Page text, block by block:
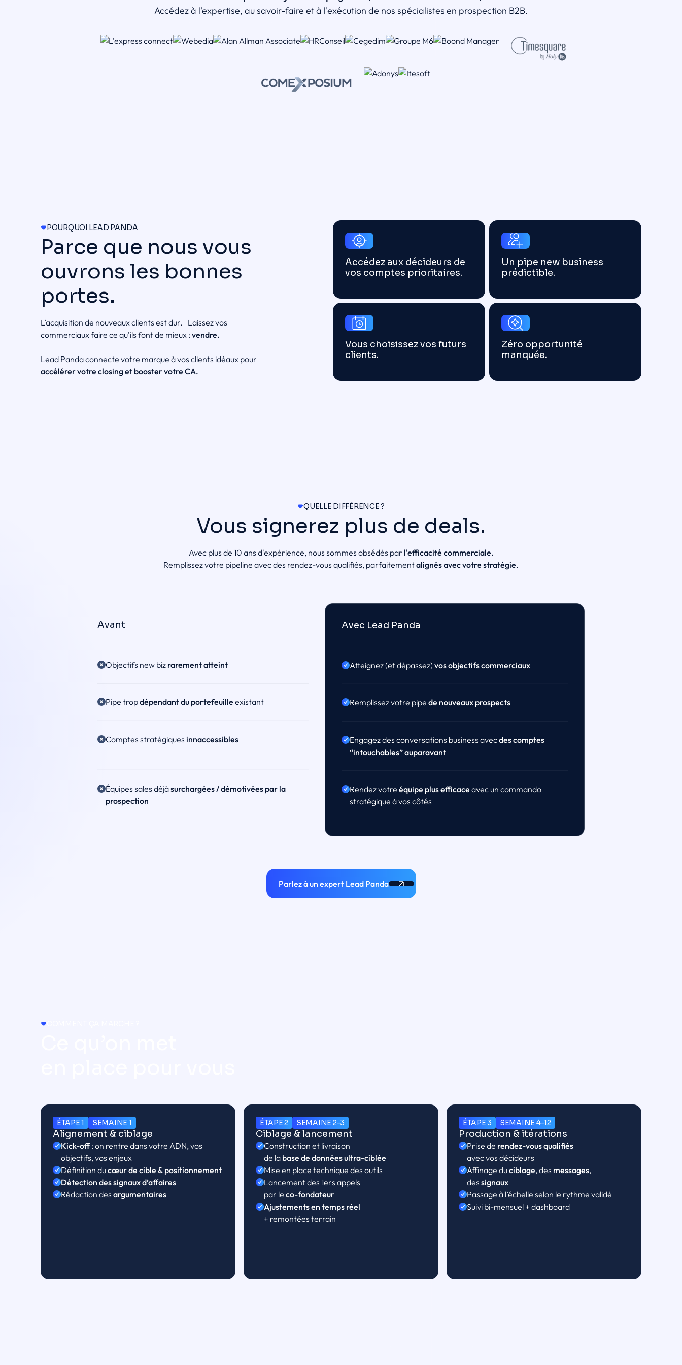
Accédez à l'expertise, au savoir-faire et à l'exécution de nos spécialistes en prospection B2B.
POURQUOI LEAD PANDA
Parce que nous vous
ouvrons les bonnes
portes.
L’acquisition de nouveaux clients est dur. Laissez vos
commerciaux faire ce qu’ils font de mieux : vendre.
Lead Panda connecte votre marque à vos clients idéaux pour
accélérer votre closing et booster votre CA.
Accédez aux décideurs de
vos comptes prioritaires.
Un pipe new business
prédictible.
Vous choisissez vos futurs
clients.
Zéro opportunité
manquée.
QUELLE DIFFÉRENCE ?
Vous signerez plus de deals.
Avec plus de 10 ans d'expérience, nous sommes obsédés par l'efficacité commerciale.
Remplissez votre pipeline avec des rendez-vous qualifiés, parfaitementalignés avec votre stratégie.
Avant
Objectifs new biz rarement atteint
Pipe tropdépendant du portefeuille existant
Comptes stratégiques innaccessibles
Équipes sales déjàsurchargées / démotivées par la
prospection
Avec Lead Panda
Atteignez (et dépassez) vos objectifs commerciaux
Remplissez votre pipe de nouveaux prospects
Engagez des conversations business avecdes comptes
“intouchables” auparavant
Rendez votre équipe plus efficace avec un commando
stratégique à vos côtés
Parlez à un expert Lead Panda
ÉTAPE 1 SEMAINE 1
Alignement & ciblage
Kick-off: on rentre dans votre ADN, vos
objectifs, vos enjeux
Définition ducœur de cible & positionnement
Détection des signaux d’affaires
Rédaction des argumentaires
ÉTAPE 2 SEMAINE 2-3
Ciblage & lancement
Construction et livraison
de la base de données ultra-ciblée
Mise en place technique des outils
Lancement des 1ers appels
par le co-fondateur
Ajustements en temps réel
+ remontées terrain
ÉTAPE 3 SEMAINE 4-12
Production & itérations
Prise de rendez-vous qualifiés
avec vos décideurs
Affinage duciblage, des messages,
des signaux
Passage à l’échelle selon le rythme validé
Suivi bi-mensuel + dashboard